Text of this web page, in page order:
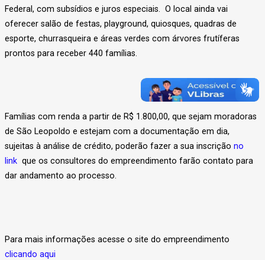
Federal, com subsídios e juros especiais. O local ainda vai
oferecer salão de festas, playground, quiosques, quadras de
esporte, churrasqueira e áreas verdes com árvores frutíferas
prontos para receber 440 famílias.
Famílias com renda a partir de R$ 1.800,00, que sejam moradoras
de São Leopoldo e estejam com a documentação em dia,
sujeitas à análise de crédito, poderão fazer a sua inscrição no
link que os consultores do empreendimento farão contato para
dar andamento ao processo.
Para mais informações acesse o site do empreendimento
clicando aqui